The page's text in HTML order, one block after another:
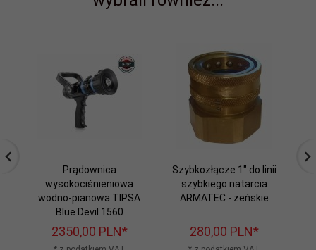
Prądownica
wysokociśnieniowa
wodno-pianowa TIPSA
Blue Devil 1560
2350,00 PLN*
Szybkozłącze 1" do linii
szybkiego natarcia
ARMATEC - żeńskie
280,00 PLN*